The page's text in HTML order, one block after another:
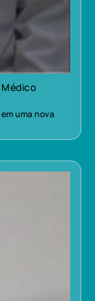
uma nova